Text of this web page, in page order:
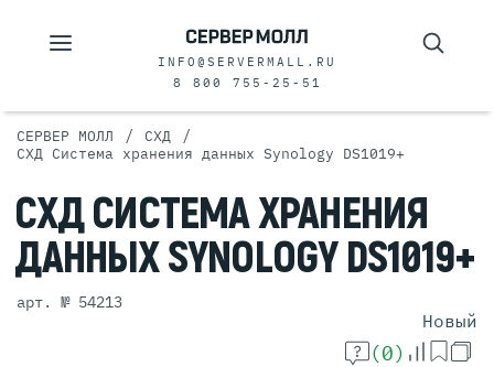
INFO@SERVERMALL.RU
8 800 755-25-51
СЕРВЕР МОЛЛ / СХД /
СХД Система хранения данных Synology DS1019+
СХДСИСТЕМАХРАНЕНИЯ
ДАННЫХSYNOLOGYDS1019+
арт. № 54213
Новый
(0)